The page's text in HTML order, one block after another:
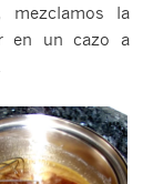
mezclamos la
en un cazo a